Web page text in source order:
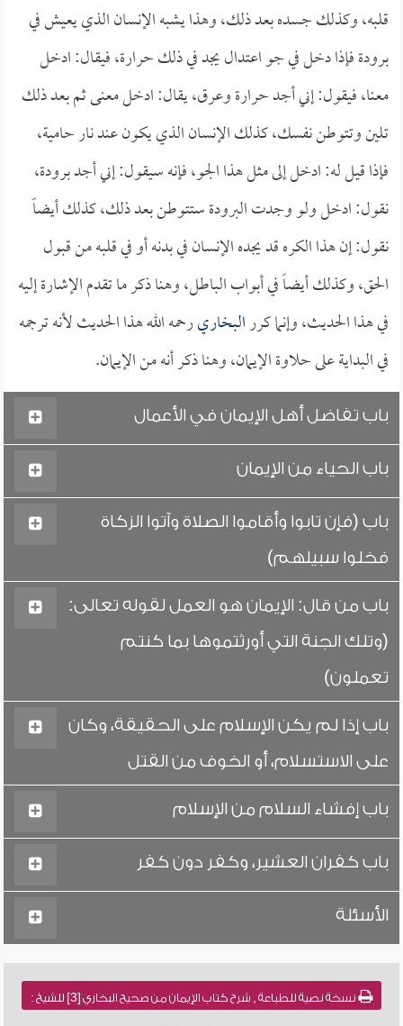
قلبه، وكذلك جسده بعد ذلك، وهذا يشبه الإنسان الذي يعيش في
برودة فإذا دخل في جو اعتدال يجد في ذلك حرارة، فيقال: ادخل
معنا، فيقول: إني أجد حرارة وعرق، يقال: ادخل معنى ثم بعد ذلك
تلين وتتوطن نفسك، كذلك الإنسان الذي يكون عند نار حامية،
فإذا قيل له: ادخل إلى مثل هذا الجو، فإنه سيقول: إني أجد برودة،
نقول: ادخل ولو وجدت البرودة ستتوطن بعد ذلك، كذلك أيضاً
نقول: إن هذا الكره قد يجده الإنسان في بدنه أو في قلبه من قبول
الحق، وكذلك أيضاً في أبواب الباطل، وهنا ذكر ما تقدم الإشارة إليه
في هذا الحديث، وإنما كررالبخاريرحمه الله هذا الحديث لأنه ترجمه
في البداية على حلاوة الإيمان، وهنا ذكر أنه من الإيمان.
باب تفاضل أهل الإيمان في الأعمال
باب الحياء من الإيمان
باب (فإن تابوا وأقاموا الصلاة وآتوا الزكاة
فخلوا سبيلهم)
باب من قال: الإيمان هو العمل لقوله تعالى:
(وتلك الجنة التي أورثتموها بما كنتم
تعملون)
باب إذا لم يكن الإسلام على الحقيقة، وكان
على الاستسلام، أو الخوف من القتل
باب إفشاء السلام من الإسلام
باب كفران العشير، وكفر دون كفر
الأسئلة
نسخة نصية للطباعة , شرح كتاب الإيمان من صحيح البخاري [3] للشيخ :